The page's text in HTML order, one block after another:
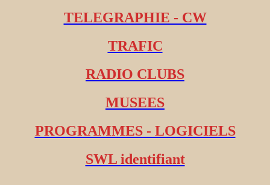
TELEGRAPHIE - CW
TRAFIC
RADIO CLUBS
MUSEES
PROGRAMMES - LOGICIELS
SWL identifiant